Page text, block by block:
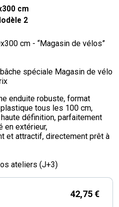
cm
2
cm - “Magasin de vélos”
spéciale Magasin de vélo
enduite robuste, format
tous les 100 cm,
définition, parfaitement
en extérieur,
et attractif, directement prêt à
ateliers (J+3)
42,75 €